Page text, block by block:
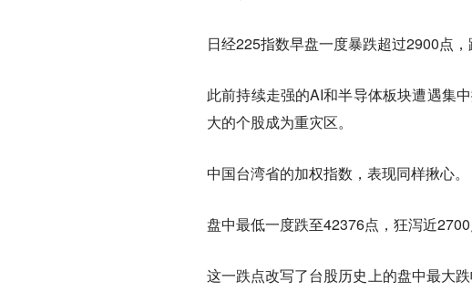
日经225指数早盘一度暴跌超过2900点
此前持续走强的AI和半导体板块遭遇集
大的个股成为重灾区。
中国台湾省的加权指数， 表现同样揪心。
盘中最低一度跌至42376点，狂泻近2700
这一跌点改写了台股历史上的盘中最大